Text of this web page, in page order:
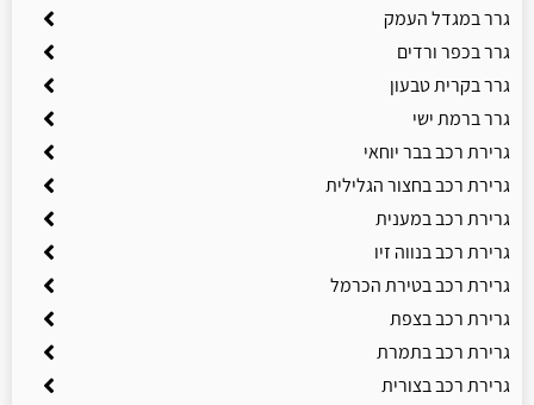
גרר במגדל העמק
גרר בכפר ורדים
גרר בקרית טבעון
גרר ברמת ישי
גרירת רכב בבר יוחאי
גרירת רכב בחצור הגלילית
גרירת רכב במענית
גרירת רכב בנווה זיו
גרירת רכב בטירת הכרמל
גרירת רכב בצפת
גרירת רכב בתמרת
גרירת רכב בצורית